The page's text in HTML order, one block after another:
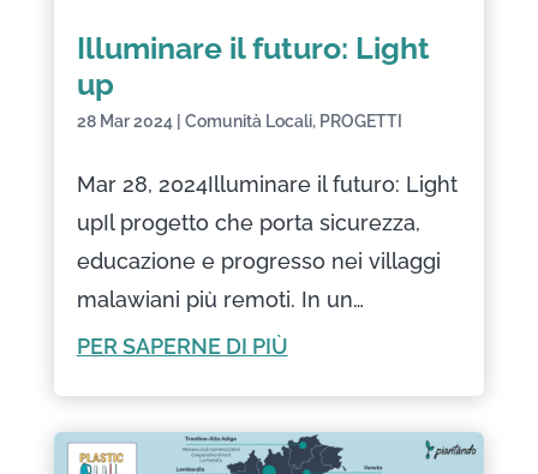
Illuminare il futuro: Light
up
28 Mar 2024 Comunità Locali, PROGETTI
Mar 28, 2024Illuminare il futuro: Light
upIl progetto che porta sicurezza,
educazione e progresso nei villaggi
malawiani più remoti. In un…
PER SAPERNE DI PIÙ